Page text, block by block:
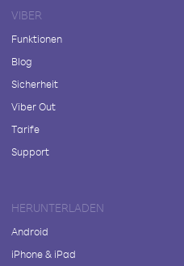
VIBER
Funktionen
Blog
Sicherheit
Viber Out
Tarife
Support
HERUNTERLADEN
Android
iPhone & iPad